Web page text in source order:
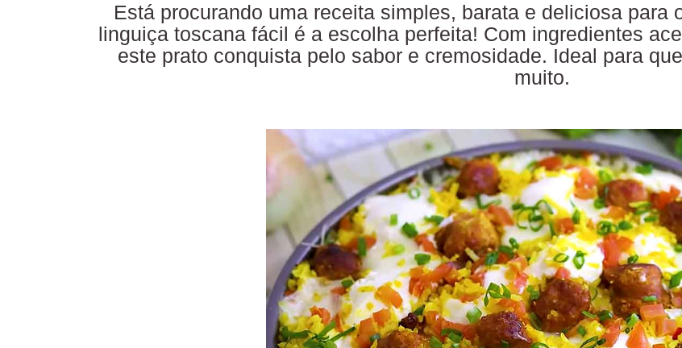
Está procurando uma receita simples, barata e deliciosa para
linguiça toscana fácil é a escolha perfeita! Com ingredientes
este prato conquista pelo sabor e cremosidade. Ideal para
muito.